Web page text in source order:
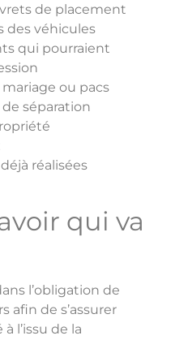
de placement
des véhicules
qui pourraient
ou pacs
séparation
réalisées
qui va
l’obligation de
afin de s’assurer
l’issu de la